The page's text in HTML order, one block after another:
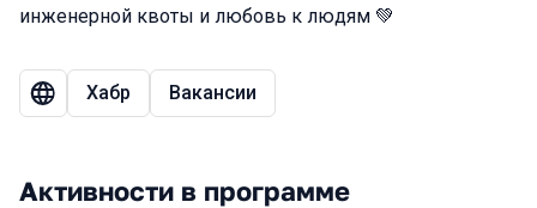
инженерной квоты и любовь к людям 💚
Хабр Вакансии
Активности в программе